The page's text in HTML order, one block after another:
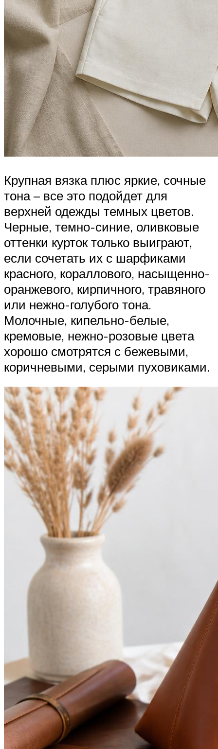
Крупная вязка плюс яркие, сочные
тона – все это подойдет для
верхней одежды темных цветов.
Черные, темно-синие, оливковые
оттенки курток только выиграют,
если сочетать их с шарфиками
красного, кораллового, насыщенно-
оранжевого, кирпичного, травяного
или нежно-голубого тона.
Молочные, кипельно-белые,
кремовые, нежно-розовые цвета
хорошо смотрятся с бежевыми,
коричневыми, серыми пуховиками.